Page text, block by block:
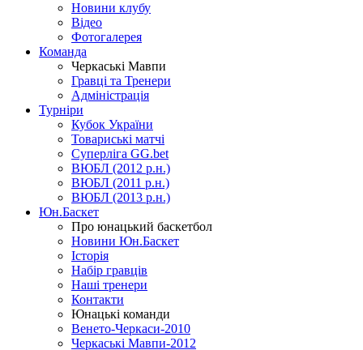
Новини клубу
Відео
Фотогалерея
Команда
Черкаські Мавпи
Гравці та Тренери
Адміністрація
Турніри
Кубок України
Товариські матчі
Суперліга GG.bet
ВЮБЛ (2012 р.н.)
ВЮБЛ (2011 р.н.)
ВЮБЛ (2013 р.н.)
Юн.Баскет
Про юнацький баскетбол
Новини Юн.Баскет
Історія
Набір гравців
Наші тренери
Контакти
Юнацькі команди
Венето-Черкаси-2010
Черкаські Мавпи-2012